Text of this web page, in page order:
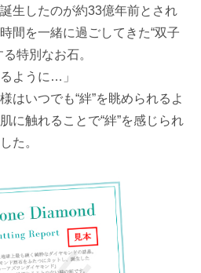
生したのが約33億年前とされ
間を一緒に過ごしてきた“双子
特別なお石。
ように…」
はいつでも“絆”を眺められるよ
に触れることで“絆”を感じられ
た。